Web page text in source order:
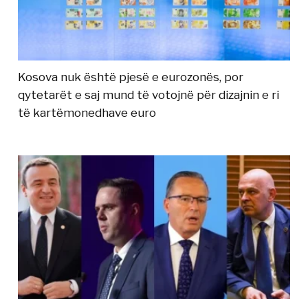
Kosova nuk është pjesë e eurozonës, por
qytetarët e saj mund të votojnë për dizajnin e ri
të kartëmonedhave euro